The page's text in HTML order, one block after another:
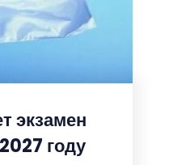
экзамен
году